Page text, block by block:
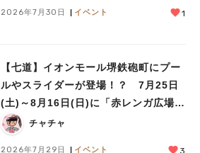
2026年7月30日 イベント 1
【七道】イオンモール堺鉄砲町にプー
ルやスライダーが登場！？ 7月25日
(土)～8月16日(日)に「赤レンガ広場
Kid’s Water PARK 2026」が開催
チャチャ
2026年7月29日 イベント 3